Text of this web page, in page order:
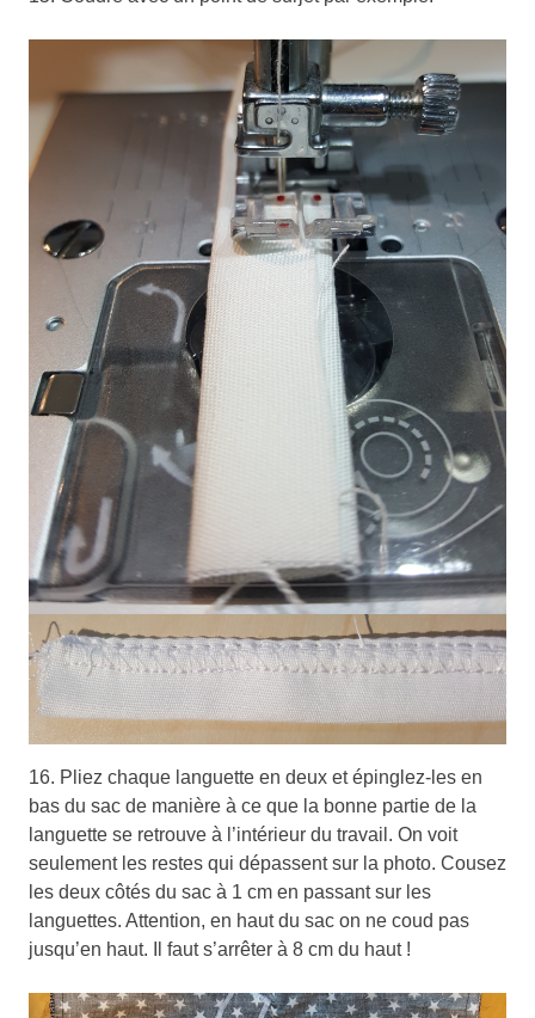
16. Pliez chaque languette en deux et épinglez-les en
bas du sac de manière à ce que la bonne partie de la
languette se retrouve à l’intérieur du travail. On voit
seulement les restes qui dépassent sur la photo. Cousez
les deux côtés du sac à 1 cm en passant sur les
languettes. Attention, en haut du sac on ne coud pas
jusqu’en haut. Il faut s’arrêter à 8 cm du haut !